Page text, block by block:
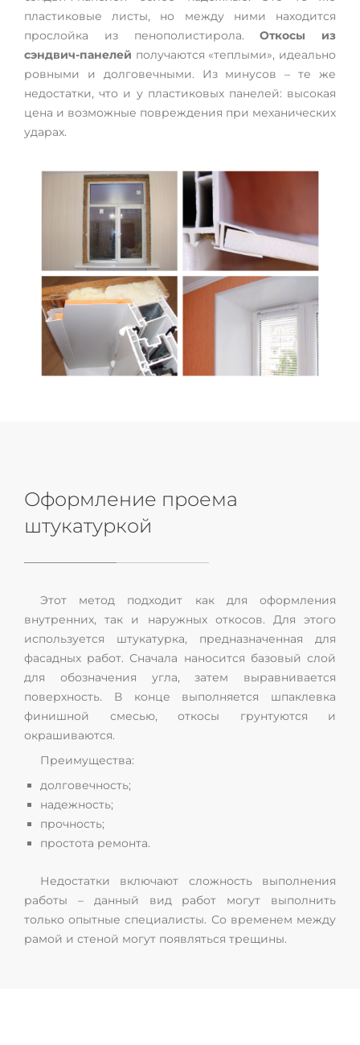
пластиковые листы, но между ними находится
прослойка из пенополистирола.Откосы из
сэндвич-панелей получаются «теплыми», идеально
ровными и долговечными. Из минусов – те же
недостатки, что и у пластиковых панелей: высокая
цена и возможные повреждения при механических
ударах.
Оформление проема
штукатуркой
Этот метод подходит как для оформления
внутренних, так и наружных откосов. Для этого
используется штукатурка, предназначенная для
фасадных работ. Сначала наносится базовый слой
для обозначения угла, затем выравнивается
поверхность. В конце выполняется шпаклевка
финишной смесью, откосы грунтуются и
окрашиваются.
Преимущества:
долговечность;
надежность;
прочность;
простота ремонта.
Недостатки включают сложность выполнения
работы – данный вид работ могут выполнить
только опытные специалисты. Со временем между
рамой и стеной могут появляться трещины.